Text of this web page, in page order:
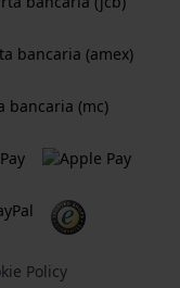
Policy